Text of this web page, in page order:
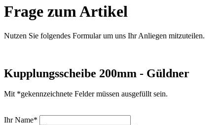
Frage zum Artikel
Nutzen Sie folgendes Formular um uns Ihr Anliegen mitzuteilen.
Kupplungsscheibe 200mm - Güldner
Mit *gekennzeichnete Felder müssen ausgefüllt sein.
Ihr Name*